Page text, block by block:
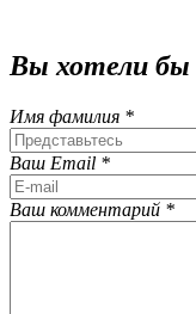
Вы хотели бы
Имя фамилия *
Ваш Email *
Ваш комментарий *